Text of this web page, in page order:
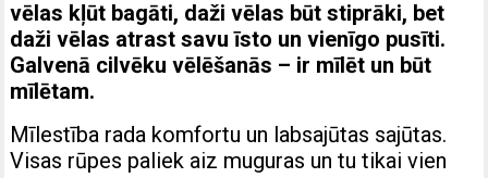
vēlas kļūt bagāti, daži vēlas būt stiprāki, bet
daži vēlas atrast savu īsto un vienīgo pusīti.
Galvenā cilvēku vēlēšanās – ir mīlēt un būt
mīlētam.
Mīlestība rada komfortu un labsajūtas sajūtas.
Visas rūpes paliek aiz muguras un tu tikai vien